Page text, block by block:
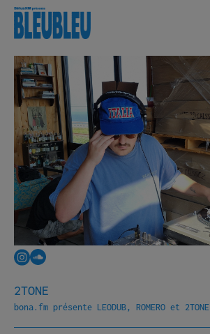
Programmation
À propos
Infos pratiques
Navette gratuite
Bénévolat
Archives photos
Partenaires
Contact
2TONE
bona.fm présente LEODUB, ROMERO et 2TONE